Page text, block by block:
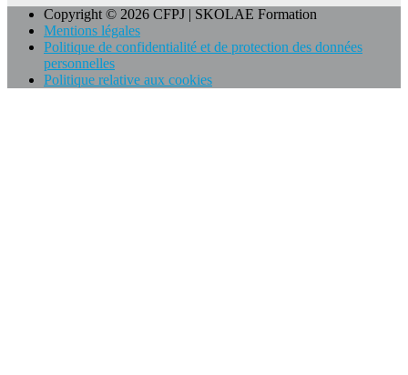
Copyright © 2026 CFPJ | SKOLAE Formation
Mentions légales
Politique de confidentialité et de protection des données
personnelles
Politique relative aux cookies